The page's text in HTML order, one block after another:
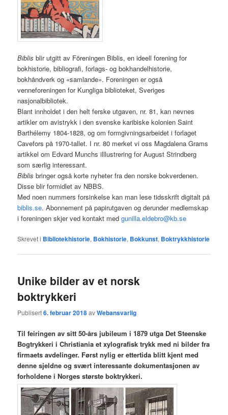
Biblis blir utgitt av Föreningen Biblis, en ideell forening for
bokhistorie, bibliografi, forlags- og bokhandelhistorie,
bokhåndverk og «samlande». Foreningen er også
venneforeningen for Kungliga biblioteket, Sveriges
nasjonalbibliotek.
Blant innholdet i den helt ferske utgaven, nr. 81, kan nevnes
artikler om avistrykk i den svenske karibiske kolonien Saint
Barthélemy 1804-1828, og om formgivningsarbeidet i forlaget
Cavefors på 1970-tallet. I nr. 80 merket vi oss Magdalena Grams
artikkel om Edvard Munchs illlustrering for August Strindberg
som særlig interessant.
Biblis bringer også korte nyheter fra den norske bokverdenen.
Disse blir formidlet av NBBS.
Med noen nummers forsinkelse kan man lese tidsskrift digitalt på
biblis.se. Abonnement på papirutgaven og derunder medlemskap
i foreningen skjer ved kontakt medgunilla.eldebro@kb.se
Skrevet i Bibliotekhistorie, Bokhistorie, Bokkunst, Boktrykkhistorie
Unike bilder av et norsk
boktrykkeri
Publisert6. februar 2018avWebansvarlig
Til feiringen av sitt 50-års jubileum i 1879 utga Det Steenske
Bogtrykkeri i Christiania et xylografisk trykk med ni bilder fra
firmaets avdelinger. Først nylig er ettertida blitt kjent med
denne sjeldne og svært interessante dokumentasjonen av
forholdene i Norges største boktrykkeri.